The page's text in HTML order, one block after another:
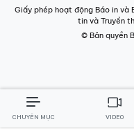
Giấy phép hoạt động Báo in
tin và Truyền
© Bản quyền
CHUYÊN MỤC VIDEO